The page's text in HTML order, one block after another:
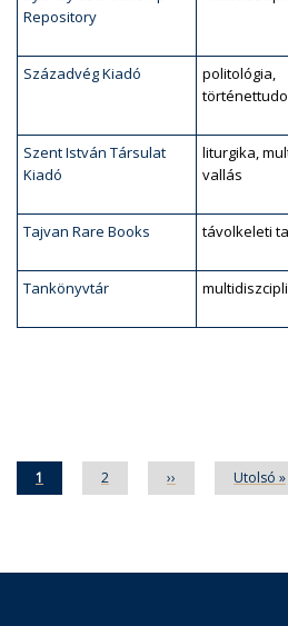
Repository
Századvég Kiadó
politológia,
Szent István Társulat
Kiadó
liturgika,
vallás
Tajvan Rare Books távolkeleti
Tankönyvtár
Jelenlegi
oldal
1 Oldal
2 Következő
oldal
›› Utolsó
oldal
Utolsó »